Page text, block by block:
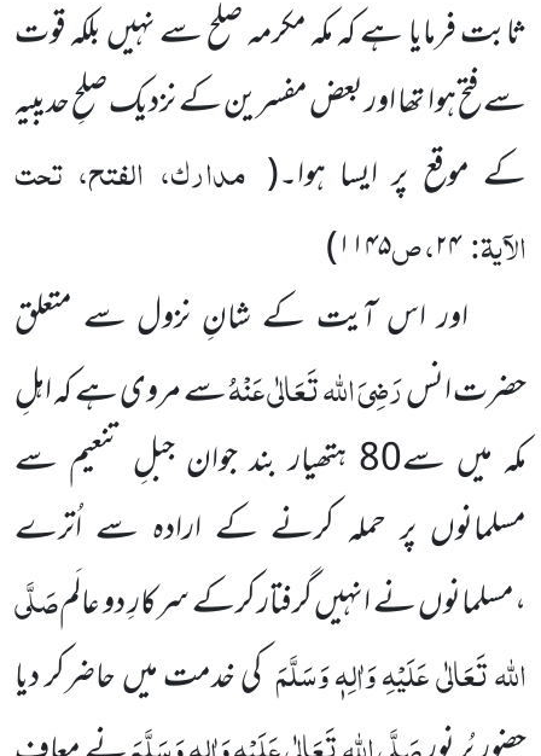
ثابت فرمایا ہے کہ مکہ مکرمہ صلح سے نہیں بلکہ قوت
سے فتح ہوا تھا اور بعض مفسرین کے نزدیک صلحِ حدیبیہ
کے موقع پر ایسا ہوا۔( مدارک، الفتح، تحت
الآیۃ:۲۴، ص۱۱۴۵)
اور اس آیت کے شانِ نزول سے متعلق
حضرت انسرَضِیَ اللہ تَعَالٰی عَنْہُسے مروی ہے کہ اہلِ
مکہ میں سے80 ہتھیار بند جوان جبلِ تنعیم سے
مسلمانوں پر حملہ کرنے کے ارادہ سے اُترے
،مسلمانوں نے انہیں گرفتار کرکے سرکارِ دو عالَمصَلَّی
اللہ تَعَالٰی عَلَیْہِ وَاٰلِہٖ وَسَلَّمَ کی خدمت میں حاضرکر دیا